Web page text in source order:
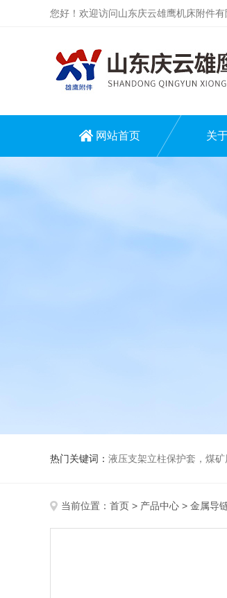
您好！欢迎访问山东庆云雄鹰机床附件有
网站首页 关
热门关键词： 液压支架立柱保护套，煤
当前位置： 首页 > 产品中心 > 金属导